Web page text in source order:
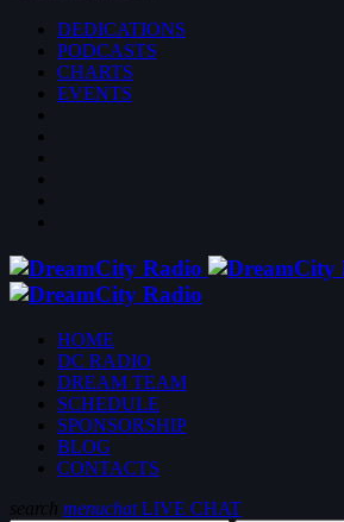
DEDICATIONS
PODCASTS
CHARTS
EVENTS
HOME
DC RADIO
DREAM TEAM
SCHEDULE
SPONSORSHIP
BLOG
CONTACTS
search menuchatLIVE CHAT